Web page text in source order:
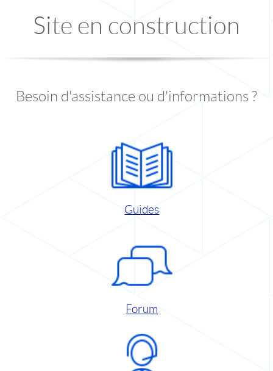
Site en construction
Besoin d'assistance ou d'informations ?
Guides
Forum